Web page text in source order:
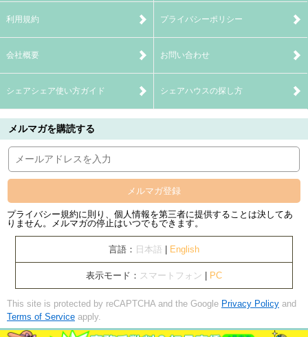
利用規約 プライバシーポリシー
会社概要 お問い合わせ
シェアシェア使い方ガイド シェアハウスの探し方
メルマガを購読する
メルマガ登録
プライバシー規約に則り、個人情報を第三者に提供することは決してあ
りません。メルマガの停止はいつでもできます。
言語： 日本語 English
表示モード： スマートフォン PC
This site is protected by reCAPTCHA and the Google Privacy Policy and
Terms of Service apply.